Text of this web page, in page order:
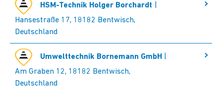
HSM-Technik Holger Borchardt
Hansestraße 17, 18182 Bentwisch,
Deutschland
Umwelttechnik Bornemann GmbH
Am Graben 12, 18182 Bentwisch,
Deutschland